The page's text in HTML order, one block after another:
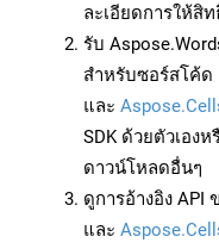
ละเอียดการให้สิท
รับ
สำหรับซอร์สโค้ด
และ
SDK ด้วยตัวเองห
ดาวน์โหลดอื่นๆ
ดูการอ้างอิง API
และ